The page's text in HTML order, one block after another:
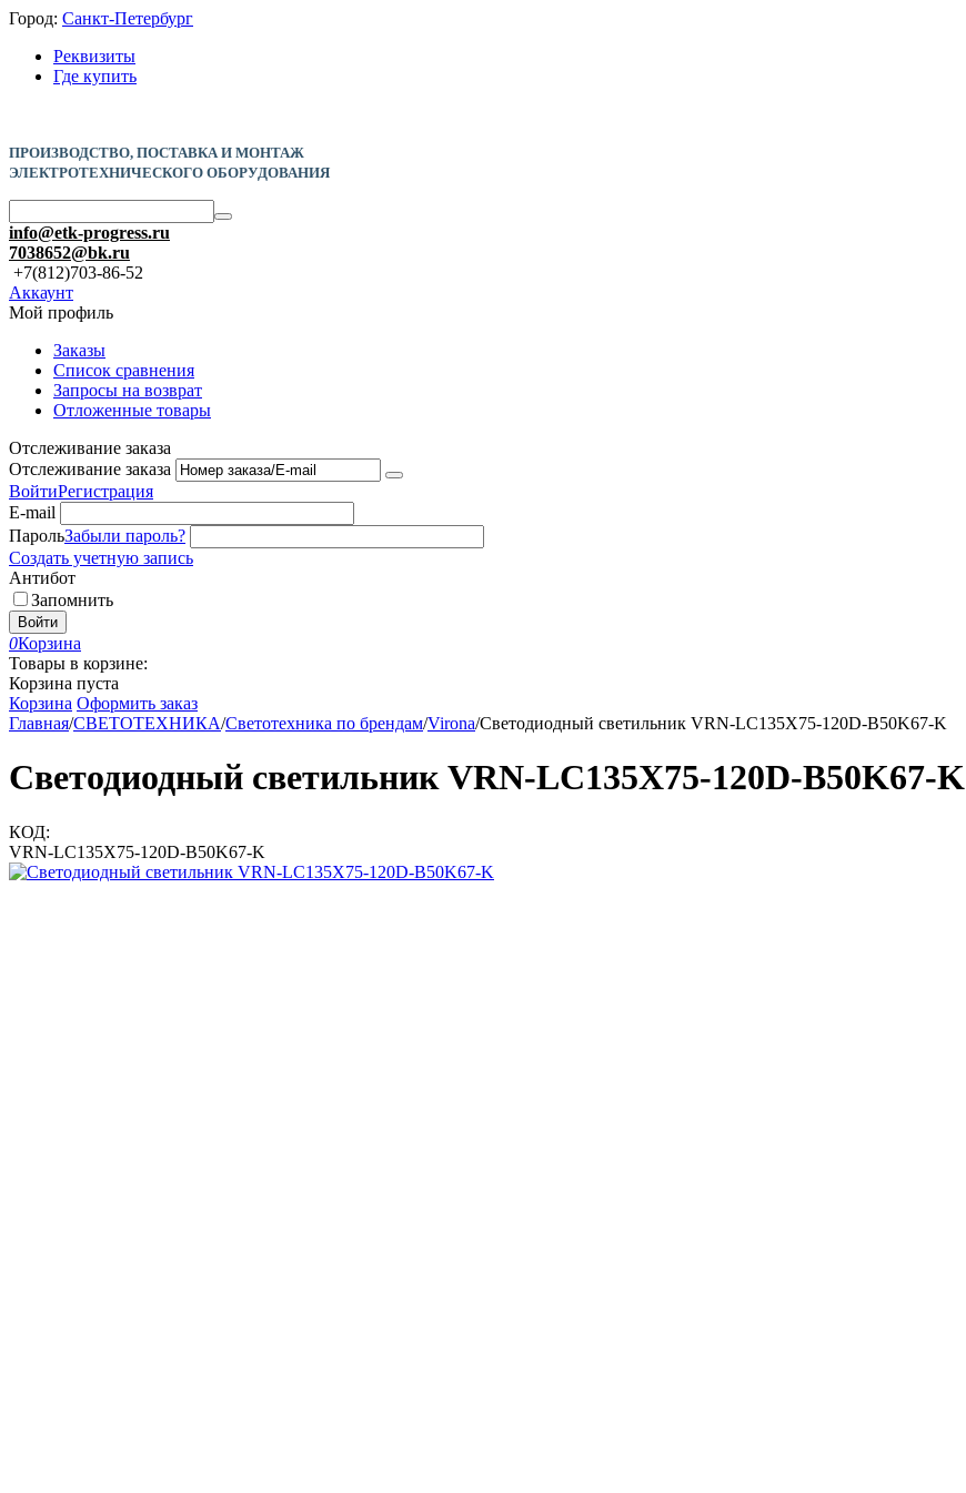
Город: Санкт-Петербург
Реквизиты
Где купить
ПРОИЗВОДСТВО, ПОСТАВКА И МОНТАЖ
ЭЛЕКТРОТЕХНИЧЕСКОГО ОБОРУДОВАНИЯ
info@etk-progress.ru
7038652@bk.ru
+7(812)703-86-52
Аккаунт
Мой профиль
Заказы
Список сравнения
Запросы на возврат
Отложенные товары
Отслеживание заказа
Отслеживание заказа
ВойтиРегистрация
E-mail
ПарольЗабыли пароль?
Создать учетную запись
Антибот
Запомнить
Войти
0Корзина
Товары в корзине:
Корзина пуста
Корзина Оформить заказ
Главная/СВЕТОТЕХНИКА/Светотехника по брендам/Virona/Светодиодный светильник VRN-LC135X75-120D-B50K67-K
Светодиодный светильник VRN-LC135X75-120D-B50K67-K
КОД:
VRN-LC135X75-120D-B50K67-K